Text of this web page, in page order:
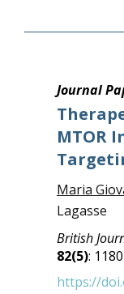
Journal
MTOR
Maria
Lagasse
British
82(5):
https://